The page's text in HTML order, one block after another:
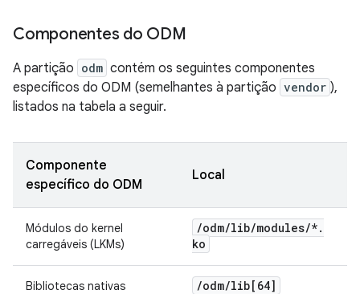
Componentes do ODM
A partição odm contém os seguintes componentes
específicos do ODM (semelhantes à partição vendor ),
listados na tabela a seguir.
Componente
específico do ODM
Local
Módulos do kernel
carregáveis (LKMs)
/odm/lib/modules/*.
ko
Bibliotecas nativas /odm/lib[64]